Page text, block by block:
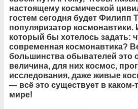
настоящему космической
гостем сегодня будет Филипп
популяризатор
который бы хотелось задать:
современная космонавтика?
большинства обывателей это
величина, для них космос,
исследования, даже живые
— всё это существует в каком-
мире!